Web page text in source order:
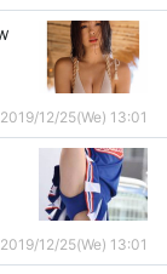
2019/12/25(We) 13:01
2019/12/25(We) 13:01